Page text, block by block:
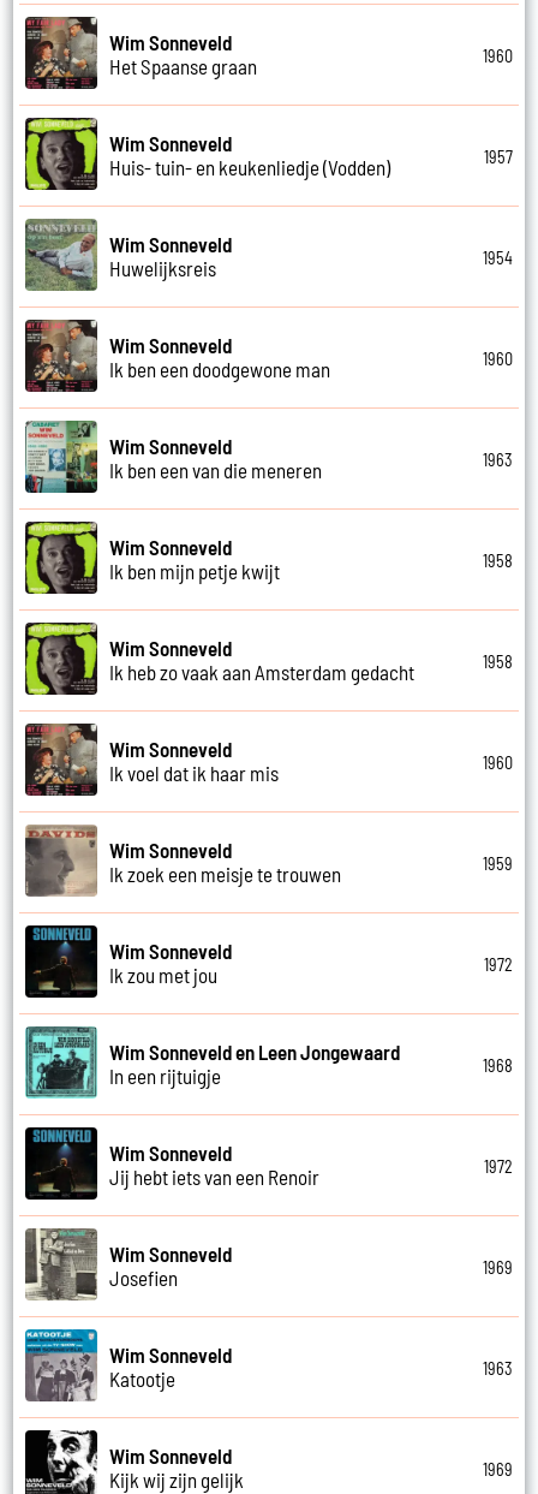
Wim Sonneveld
Het Spaanse graan
1960
Wim Sonneveld
Huis- tuin- en keukenliedje (Vodden)
1957
Wim Sonneveld
Huwelijksreis
1954
Wim Sonneveld
Ik ben een doodgewone man
1960
Wim Sonneveld
Ik ben een van die meneren
1963
Wim Sonneveld
Ik ben mijn petje kwijt
1958
Wim Sonneveld
Ik heb zo vaak aan Amsterdam gedacht
1958
Wim Sonneveld
Ik voel dat ik haar mis
1960
Wim Sonneveld
Ik zoek een meisje te trouwen
1959
Wim Sonneveld
Ik zou met jou
1972
Wim Sonneveld en Leen Jongewaard
In een rijtuigje
1968
Wim Sonneveld
Jij hebt iets van een Renoir
1972
Wim Sonneveld
Josefien
1969
Wim Sonneveld
Katootje
1963
Wim Sonneveld
Kijk wij zijn gelijk
1969